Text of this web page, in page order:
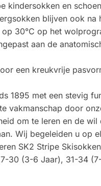
kindersokken en
blijven ook na
30°C op het
aan de
een kreukvrije
1895 met een stevig
vakmanschap door
om te leren en de
Wij begeleiden u op
SK2 Stripe
30 (3-6 Jaar), 31-34